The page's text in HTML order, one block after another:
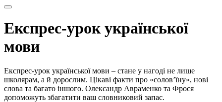
Експрес-урок української
мови
Експрес-урок української мови – стане у нагоді не лише
школярам, а й дорослим. Цікаві факти про «солов’їну», нові
слова та багато іншого. Олександр Авраменко та Фрося
допоможуть збагатити ваш словниковий запас.